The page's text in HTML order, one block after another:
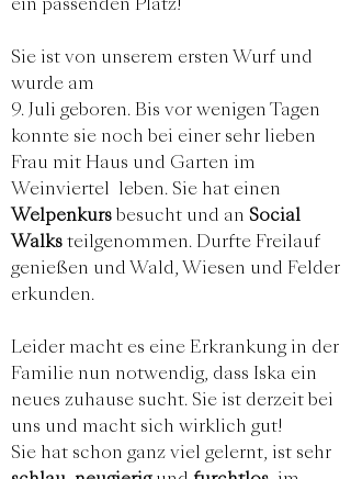
ein passenden Platz!
Sie ist von unserem ersten Wurf und
wurde am
9. Juli geboren. Bis vor wenigen Tagen
konnte sie noch bei einer sehr lieben
Frau mit Haus und Garten im
Weinviertel leben. Sie hat einen
Welpenkurs besucht und an Social
Walks teilgenommen. Durfte Freilauf
genießen und Wald, Wiesen und Felder
erkunden.
Leider macht es eine Erkrankung in der
Familie nun notwendig, dass Iska ein
neues zuhause sucht. Sie ist derzeit bei
uns und macht sich wirklich gut!
Sie hat schon ganz viel gelernt, ist sehr